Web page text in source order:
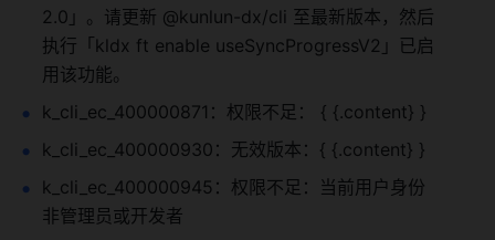
2.0」。请更新 @kunlun-dx/cli 至最新版本，然后
执行「kldx ft enable useSyncProgressV2」已启
用该功能。
k_cli_ec_400000871：权限不足： { {.content} }
k_cli_ec_400000930：无效版本：{ {.content} }
k_cli_ec_400000945：权限不足：当前用户身份
非管理员或开发者